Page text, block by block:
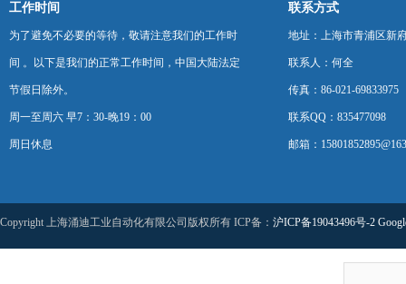
工作时间
为了避免不必要的等待，敬请注意我们的工作时
间 。以下是我们的正常工作时间，中国大陆法定
节假日除外。
周一至周六 早7：30-晚19：00
周日休息
联系方式
地址：上海市青浦区新
联系人：何全
传真：86-021-69833975
联系QQ：835477098
邮箱：
Copyright 上海涌迪工业自动化有限公司版权所有 ICP备： 沪ICP备19043496号-2